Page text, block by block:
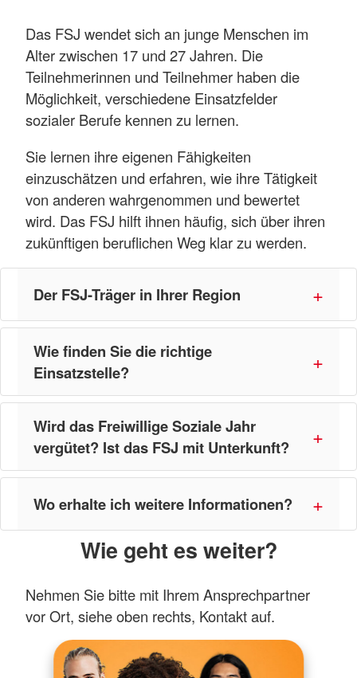
Das FSJ wendet sich an junge Menschen im
Alter zwischen 17 und 27 Jahren. Die
Teilnehmerinnen und Teilnehmer haben die
Möglichkeit, verschiedene Einsatzfelder
sozialer Berufe kennen zu lernen.
Sie lernen ihre eigenen Fähigkeiten
einzuschätzen und erfahren, wie ihre Tätigkeit
von anderen wahrgenommen und bewertet
wird. Das FSJ hilft ihnen häufig, sich über ihren
zukünftigen beruflichen Weg klar zu werden.
Der FSJ-Träger in Ihrer Region
Wie finden Sie die richtige
Einsatzstelle?
Wird das Freiwillige Soziale Jahr
vergütet? Ist das FSJ mit Unterkunft?
Wo erhalte ich weitere Informationen?
Wie geht es weiter?
Nehmen Sie bitte mit Ihrem Ansprechpartner
vor Ort, siehe oben rechts, Kontakt auf.